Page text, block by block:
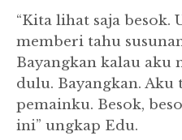
“Kita lihat saja besok.
memberi tahu
Bayangkan kalau aku
dulu. Bayangkan.
pemainku. Besok,
ini” ungkap Edu.